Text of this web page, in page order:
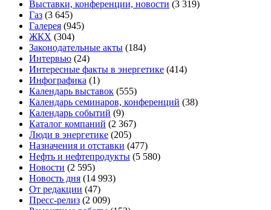
Выставки, конференции, новости (3 319)
Газ (3 645)
Галерея (945)
ЖКХ (304)
Законодательные акты (184)
Интервью (24)
Интересные факты в энергетике (414)
Инфографика (1)
Календарь выставок (555)
Календарь семинаров, конференций (38)
Календарь событий (9)
Каталог компаний (2 367)
Люди в энергетике (205)
Назначения и отставки (477)
Нефть и нефтепродукты (5 580)
Новости (2 595)
Новость дня (14 993)
От редакции (47)
Пресс-релиз (2 009)